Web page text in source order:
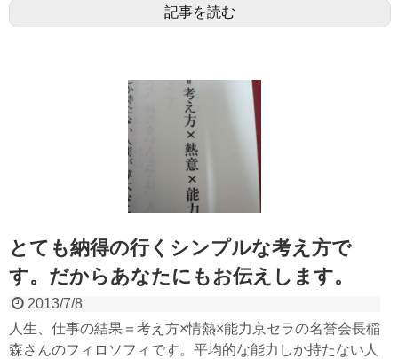
記事を読む
とても納得の行くシンプルな考え方で
す。だからあなたにもお伝えします。
2013/7/8
人生、仕事の結果＝考え方×情熱×能力京セラの名誉会長稲
森さんのフィロソフィです。平均的な能力しか持たない人